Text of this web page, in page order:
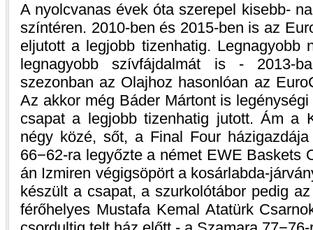
A nyolcvanas évek óta szerepel kisebb-
színtéren. 2010-ben és 2015-ben is az
eljutott a legjobb tizenhatig. Legnagyobb
legnagyobb szívfájdalmát is - 2013-
szezonban az Olajhoz hasonlóan az
Az akkor még Báder Mártont is
csapat a legjobb tizenhatig jutott. Ám a
négy közé, sőt, a Final Four
66−62-ra legyőzte a német EWE Baskets
án Izmiren végigsöpört a kosárlabda-
készült a csapat, a szurkolótábor pedig
férőhelyes Mustafa Kemal Atatürk